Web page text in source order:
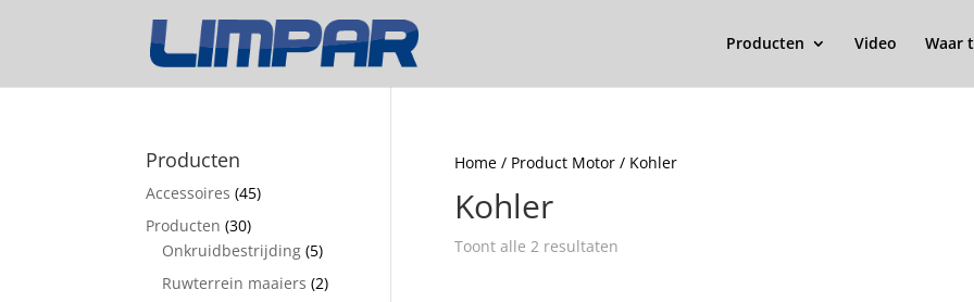
Producten Video Waar
Home/ Product Motor / Kohler
Kohler
Toont alle 2 resultaten
Producten
Accessoires (45)
Producten (30)
Onkruidbestrijding (5)
Ruwterrein maaiers (2)